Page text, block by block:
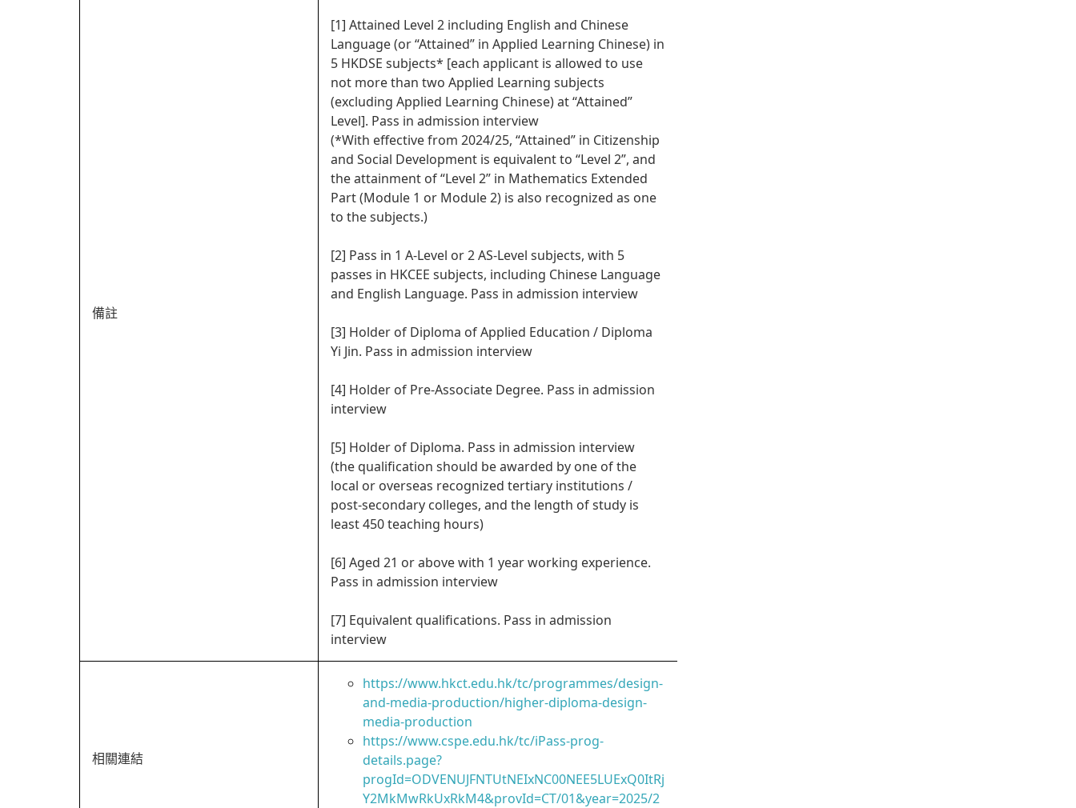
備註
[1] Attained Level 2 including English and Chinese
Language (or “Attained” in Applied Learning Chinese) in
5 HKDSE subjects* [each applicant is allowed to use
not more than two Applied Learning subjects
(excluding Applied Learning Chinese) at “Attained”
Level]. Pass in admission interview
(*With effective from 2024/25, “Attained” in Citizenship
and Social Development is equivalent to “Level 2”, and
the attainment of “Level 2” in Mathematics Extended
Part (Module 1 or Module 2) is also recognized as one
to the subjects.)
[2] Pass in 1 A-Level or 2 AS-Level subjects, with 5
passes in HKCEE subjects, including Chinese Language
and English Language. Pass in admission interview
[3] Holder of Diploma of Applied Education / Diploma
Yi Jin. Pass in admission interview
[4] Holder of Pre-Associate Degree. Pass in admission
interview
[5] Holder of Diploma. Pass in admission interview
(the qualification should be awarded by one of the
local or overseas recognized tertiary institutions /
post-secondary colleges, and the length of study is
least 450 teaching hours)
[6] Aged 21 or above with 1 year working experience.
Pass in admission interview
[7] Equivalent qualifications. Pass in admission
interview
相關連結
https://www.hkct.edu.hk/tc/programmes/design-
and-media-production/higher-diploma-design-
media-production
https://www.cspe.edu.hk/tc/iPass-prog-
details.page?
progId=ODVENUJFNTUtNEIxNC00NEE5LUExQ0ItRj
Y2MkMwRkUxRkM4&provId=CT/01&year=2025/2